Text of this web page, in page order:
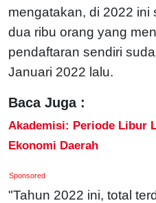
mengatakan, di 2022 ini
dua ribu orang yang
pendaftaran sendiri
Januari 2022 lalu.
Baca Juga :
Akademisi: Periode Libur
Ekonomi Daerah
Sponsored
"Tahun 2022 ini, total